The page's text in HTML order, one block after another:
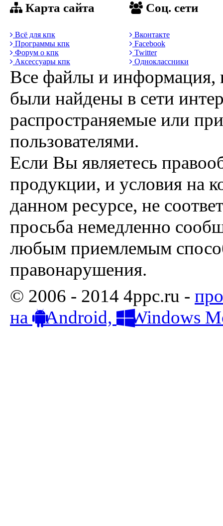
Карта сайта
Всё для кпк
Программы кпк
Форум о кпк
Аксессуары кпк
Соц. сети
Вконтакте
Facebook
Twitter
Одноклассники
Все файлы и информация,
были найдены в сети
распространяемые или
пользователями.
Если Вы являетесь
продукции, и условия на
данном ресурсе, не
просьба немедленно
любым приемлемым
правонарушения.
© 2006 - 2014 4ppc.ru -
на
Android, Windows